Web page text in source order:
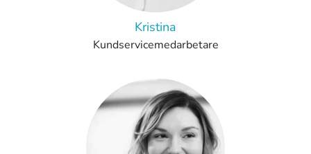
Kristina
Kundservicemedarbetare